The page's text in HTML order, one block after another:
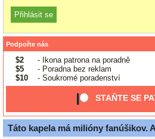
Podpořte nás
$2
- Ikona patrona na poradně
$5
- Poradna bez reklam
$10
- Soukromé poradenství
STAŇTE SE
Táto kapela má milióny fanúšikov.